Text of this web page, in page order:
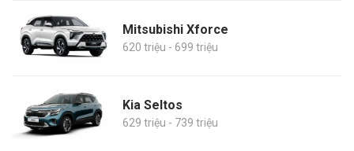
Mitsubishi Xforce
620 triệu - 699 triệu
Kia Seltos
629 triệu - 739 triệu